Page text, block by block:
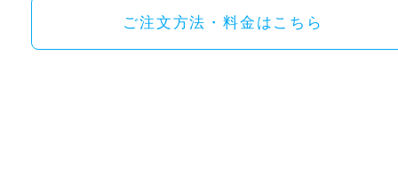
ご注文方法・料金はこちら